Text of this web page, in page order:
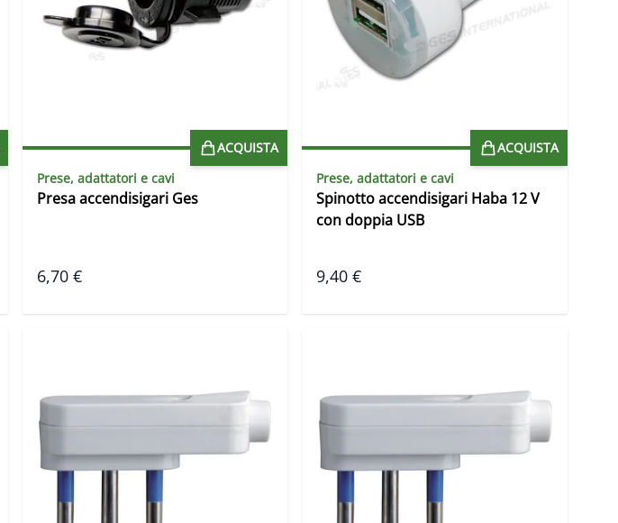
ACQUISTA
Prese, adattatori e cavi
Presa accendisigari Ges
6,70 €
ACQUISTA
Prese, adattatori e cavi
Spinotto accendisigari Haba 12 V
con doppia USB
9,40 €